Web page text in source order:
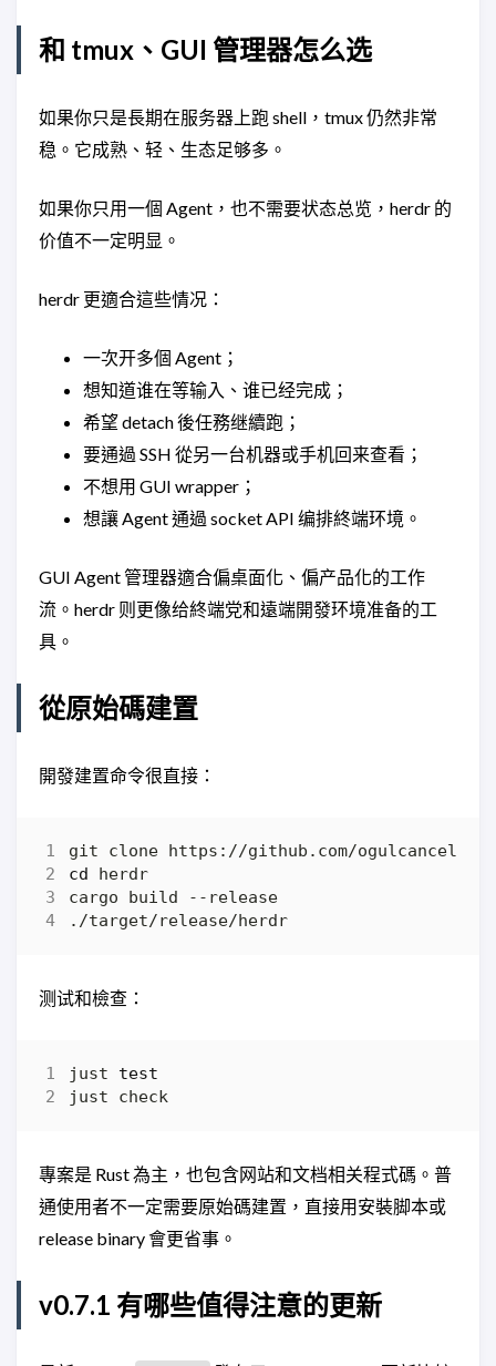
和 tmux、GUI 管理器怎么选
如果你只是長期在服务器上跑 shell，tmux 仍然非常
稳。它成熟、轻、生态足够多。
如果你只用一個 Agent，也不需要状态总览，herdr 的
价值不一定明显。
herdr 更適合這些情况：
一次开多個 Agent；
想知道谁在等输入、谁已经完成；
希望 detach 後任務继續跑；
要通過 SSH 從另一台机器或手机回来查看；
不想用 GUI wrapper；
想讓 Agent 通過 socket API 编排終端环境。
GUI Agent 管理器適合偏桌面化、偏产品化的工作
流。herdr 则更像给終端党和遠端開發环境准备的工
具。
從原始碼建置
開發建置命令很直接：
cd
测试和檢查：
just test
專案是 Rust 為主，也包含网站和文档相关程式碼。普
通使用者不一定需要原始碼建置，直接用安裝脚本或
release binary 會更省事。
v0.7.1 有哪些值得注意的更新